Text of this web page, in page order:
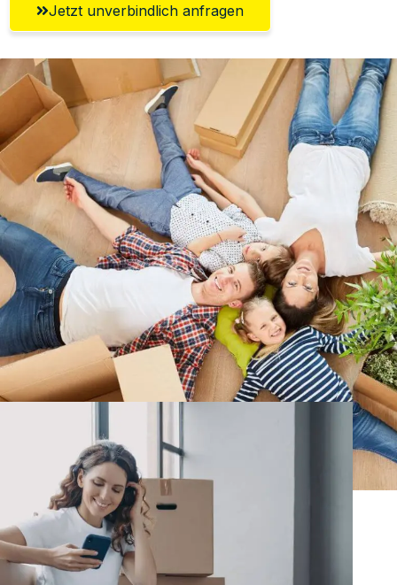
Jetzt unverbindlich anfragen